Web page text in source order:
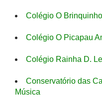
Colégio O Brinquinho
Colégio O Picapau
Colégio Rainha D.
Conservatório das
Música